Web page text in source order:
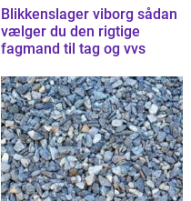
Blikkenslager viborg sådan
vælger du den rigtige
fagmand til tag og vvs